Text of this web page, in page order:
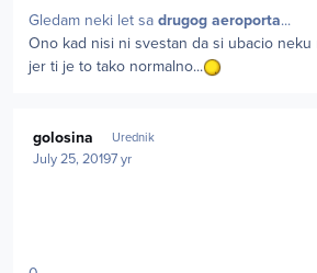
Gledam neki let sa drugog aeroporta...
Ono kad nisi ni svestan da si ubacio
jer ti je to tako normalno...
golosina Urednik
July 25, 20197 yr